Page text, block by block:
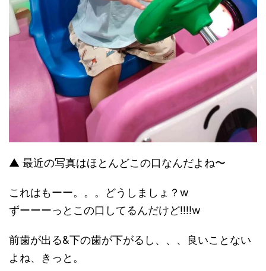
▲ 最近の写真はほとんどこの口なんだよね〜
これはもーー。。。どうしましょ？w
ずーーーっとこの口してるんだけど!!!!w
前歯が出る&下の歯が下がるし、、、良いことない
よね、きっと。